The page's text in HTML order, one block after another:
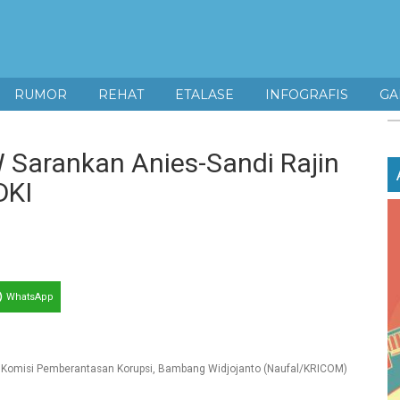
RUMOR REHAT ETALASE INFOGRAFIS
Anies-Sandi Rajin
WhatsApp
Pemberantasan Korupsi, Bambang Widjojanto (Naufal/KRICOM)